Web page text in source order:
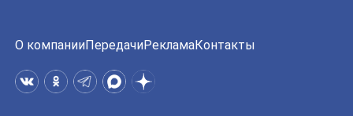
О компанииПередачиРекламаКонтакты